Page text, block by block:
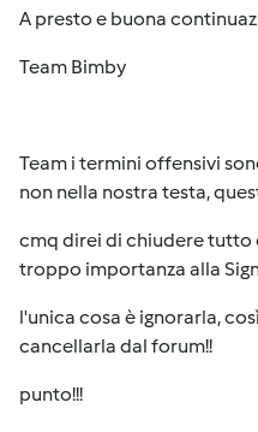
A presto e buona
Team Bimby
Team i termini offensivi
non nella nostra testa,
cmq direi di chiudere tutto
troppo importanza alla
l'unica cosa è ignorarla,
cancellarla dal forum!!
punto!!!